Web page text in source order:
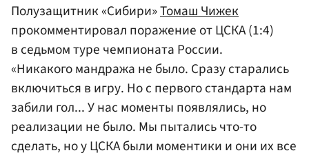
Полузащитник «Сибири»Томаш Чижек
прокомментировал поражение от ЦСКА (1:4)
в седьмом туре чемпионата России.
«Никакого мандража не было. Сразу старались
включиться в игру. Но с первого стандарта нам
забили гол... У нас моменты появлялись, но
реализации не было. Мы пытались что-то
сделать, но у ЦСКА были моментики и они их все